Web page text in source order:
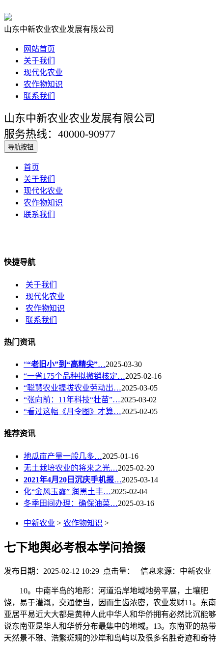
山东中新农业农业发展有限公司
网站首页
关于我们
现代化农业
农作物知识
联系我们
山东中新农业农业发展有限公司
服务热线：40000-90977
导航按钮
首页
关于我们
现代化农业
农作物知识
联系我们
快捷导航
关于我们
现代化农业
农作物知识
联系我们
热门资讯
““老旧小”到“高精尖”…2025-03-30
“一省175个品种拟撤销核定…2025-02-16
“聪慧农业提拔农业劳动出…2025-03-05
“张向前：11年科技“壮苗”…2025-03-02
“看过这幅《月令图》才算…2025-02-05
推荐资讯
地瓜亩产量一般几多…2025-01-16
无土栽培农业的将来之光…2025-02-20
2021年4月20日沉庆手机报…2025-03-14
化“金风玉露” 润黑土丰…2025-02-04
冬季田间办理：确保油菜…2025-03-16
中新农业 > 农作物知识 >
七下地舆必考根本学问拾掇
发布日期：2025-02-12 10:29 点击量： 信息来源：中新农业
10。中南半岛的地形：河道沿岸地域地势平展，土壤肥
饶，易于灌溉，交通便当，因而生齿浓密，农业发财11。东南
亚居平易近大大都是黄种人此中华人和华侨拥有必然比沉能够
说东南亚是华人和华侨分布最集中的地域。13。东南亚的热带
天然景不雅、浩繁斑斓的沙岸和岛屿以及很多名胜奇迹和奇特